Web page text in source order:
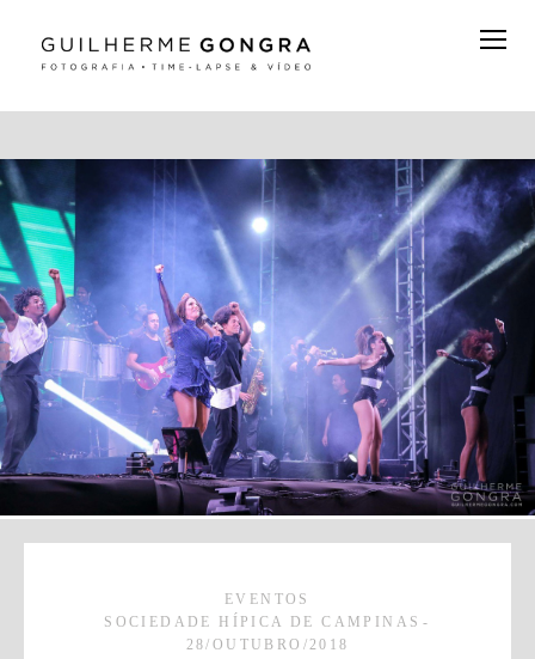
EVENTOS
SOCIEDADE HÍPICA DE CAMPINAS
28/OUTUBRO/2018